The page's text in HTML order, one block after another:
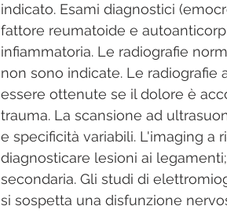
indicato. Esami diagnostici
fattore reumatoide e
infiammatoria. Le radiografie
non sono indicate. Le
essere ottenute se il dolore è
trauma. La scansione ad
e specificità variabili. L'imaging a
diagnosticare lesioni ai
secondaria. Gli studi di
si sospetta una disfunzione